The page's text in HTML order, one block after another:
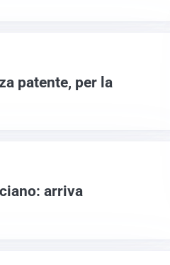
patente, per la
arriva